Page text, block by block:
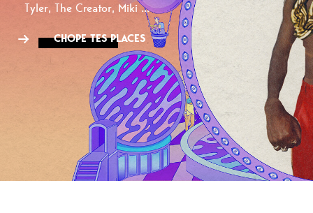
Tyler, The Creator, Miki ...
CHOPE TES PLACES